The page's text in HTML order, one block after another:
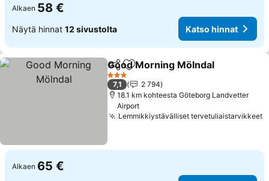
Alkaen 58 €
Näytä hinnat 12 sivustolta Katso hinnat
Jaa Lisää suosikkeihin
Good Morning Mölndal
3 Tähtiluokitus
7,1
2 794
18.1 km kohteesta Göteborg Landvetter
Airport
Lemmikkiystävälliset tervetuliaistarvikkeet
Alkaen 65 €